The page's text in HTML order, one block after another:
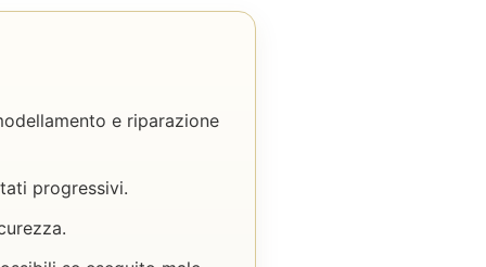
e riparazione
progressivi.